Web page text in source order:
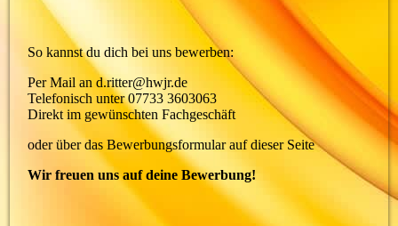
So kannst du dich bei uns bewerben:
Per Mail an d.ritter@hwjr.de
Telefonisch unter 07733 3603063
Direkt im gewünschten Fachgeschäft
oder über das Bewerbungsformular auf dieser Seite
Wir freuen uns auf deine Bewerbung!